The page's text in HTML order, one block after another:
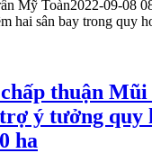
Mỹ Toàn2022-09-08
hai sân bay trong quy
thuận
ý tưởng quy
ha